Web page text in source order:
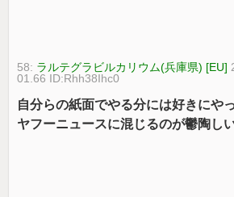
58: ラルテグラビルカリウム(兵庫県) [EU]
01.66 ID:Rhh38Ihc0
自分らの紙面でやる分には好きにや
ヤフーニュースに混じるのが鬱陶し